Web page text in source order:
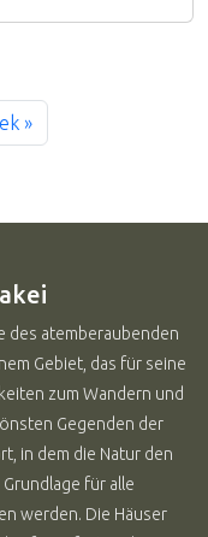
des atemberaubenden
Gebiet, das für seine
zum Wandern und
Gegenden der
in dem die Natur den
für alle
werden. Die Häuser